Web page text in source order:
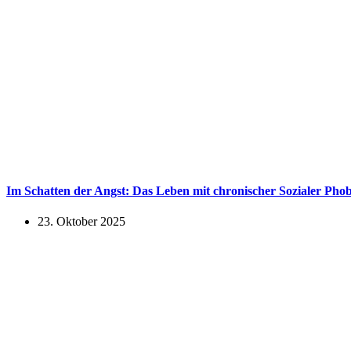
Im Schatten der Angst: Das Leben mit chronischer Sozialer
23. Oktober 2025